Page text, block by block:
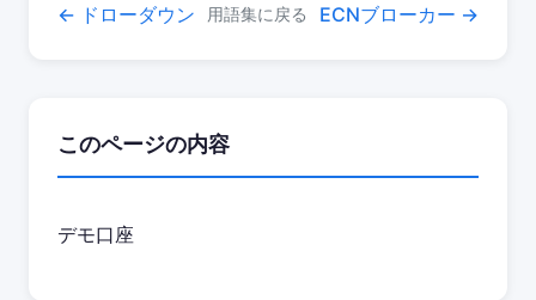
← ドローダウン 用語集に戻る ECNブローカー →
このページの内容
デモ口座